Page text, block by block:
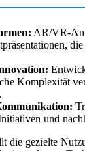
AR/VR-
Komplexität
und
die gezielte